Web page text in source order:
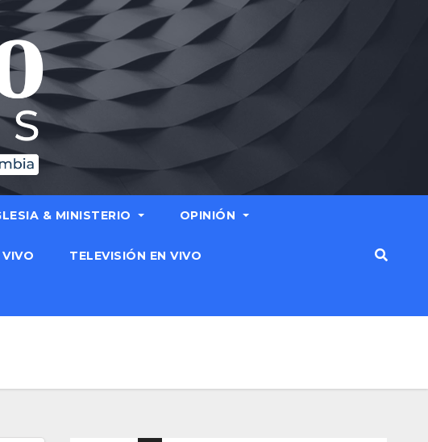
& MINISTERIO OPINIÓN
TELEVISIÓN EN VIVO